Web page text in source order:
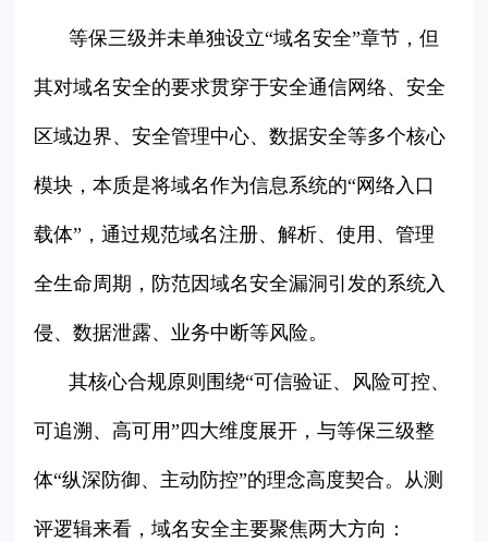
等保三级并未单独设立“域名安全”章节，但
其对域名安全的要求贯穿于安全通信网络、安全
区域边界、安全管理中心、数据安全等多个核心
模块，本质是将域名作为信息系统的“网络入口
载体”，通过规范域名注册、解析、使用、管理
全生命周期，防范因域名安全漏洞引发的系统入
侵、数据泄露、业务中断等风险。
其核心合规原则围绕“可信验证、风险可控、
可追溯、高可用”四大维度展开，与等保三级整
体“纵深防御、主动防控”的理念高度契合。从测
评逻辑来看，域名安全主要聚焦两大方向：